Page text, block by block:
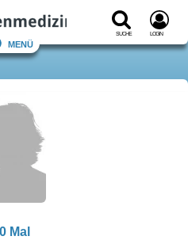
Suche Login
Menü
0 Mal